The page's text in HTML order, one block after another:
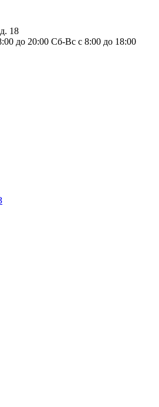
18
до 20:00 Сб-Вс с 8:00 до 18:00